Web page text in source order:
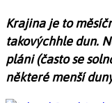
Krajina je to
takovýchhle dun.
pláni (často se
některé menší